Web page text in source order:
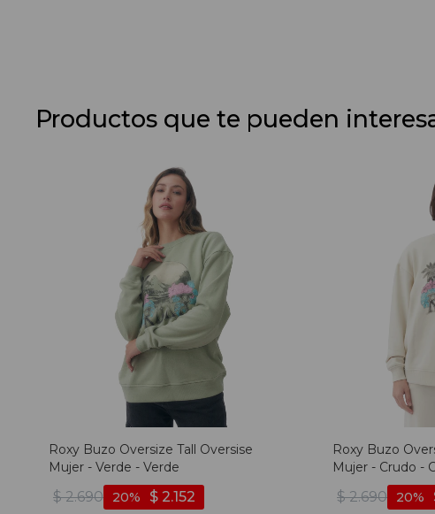
Productos que te pueden
Roxy Buzo Oversize Tall Oversise
Mujer - Verde - Verde
$ 2.690 $ 2.152
20
Roxy Buzo
Mujer - Crudo -
$ 2.690 20